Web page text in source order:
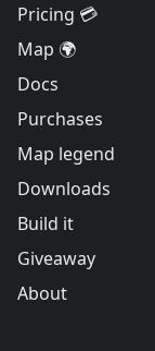
Pricing 💳
Map 🌍
Docs
Purchases
Map legend
Downloads
Build it
Giveaway
About